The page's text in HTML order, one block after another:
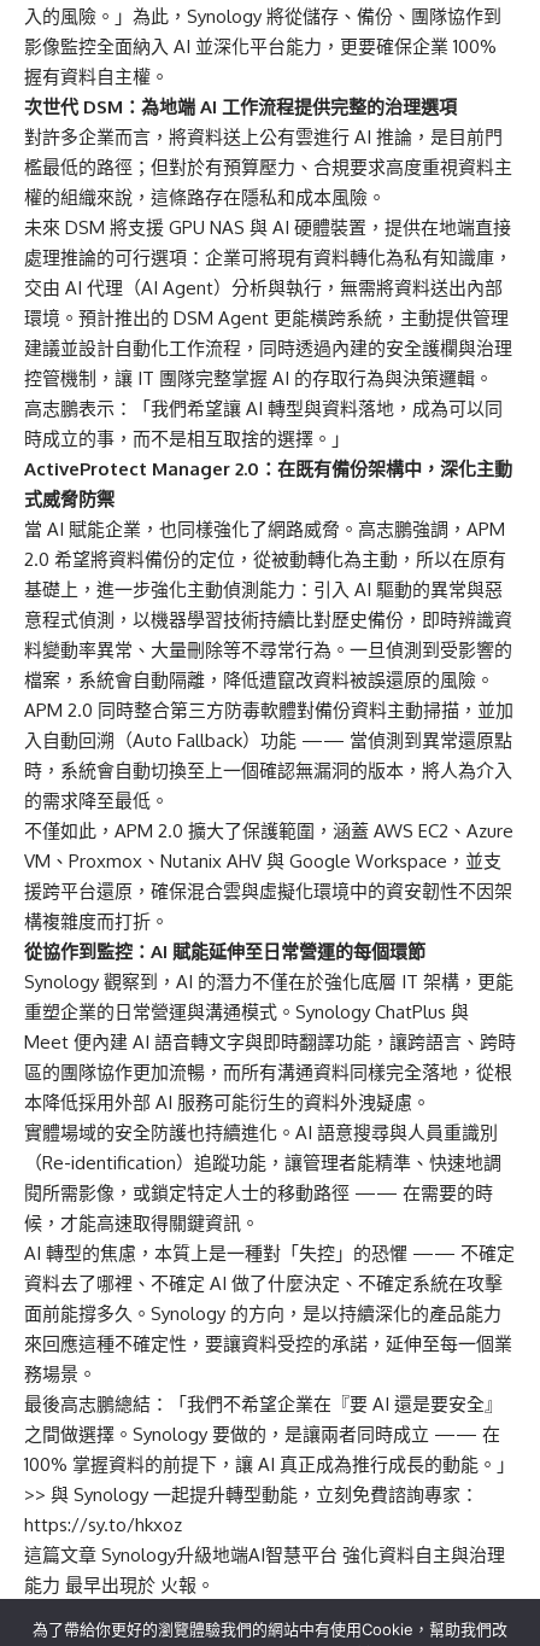
入的風險。」為此，Synology 將從儲存、備份、團隊協作到
影像監控全面納入 AI 並深化平台能力，更要確保企業 100%
握有資料自主權。
次世代 DSM：為地端 AI 工作流程提供完整的治理選項
對許多企業而言，將資料送上公有雲進行 AI 推論，是目前門
檻最低的路徑；但對於有預算壓力、合規要求高度重視資料主
權的組織來說，這條路存在隱私和成本風險。
未來 DSM 將支援 GPU NAS 與 AI 硬體裝置，提供在地端直接
處理推論的可行選項：企業可將現有資料轉化為私有知識庫，
交由 AI 代理（AI Agent）分析與執行，無需將資料送出內部
環境。預計推出的 DSM Agent 更能橫跨系統，主動提供管理
建議並設計自動化工作流程，同時透過內建的安全護欄與治理
控管機制，讓 IT 團隊完整掌握 AI 的存取行為與決策邏輯。
高志鵬表示：「我們希望讓 AI 轉型與資料落地，成為可以同
時成立的事，而不是相互取捨的選擇。」
ActiveProtect Manager 2.0：在既有備份架構中，深化主動
式威脅防禦
當 AI 賦能企業，也同樣強化了網路威脅。高志鵬強調，APM
2.0 希望將資料備份的定位，從被動轉化為主動，所以在原有
基礎上，進一步強化主動偵測能力：引入 AI 驅動的異常與惡
意程式偵測，以機器學習技術持續比對歷史備份，即時辨識資
料變動率異常、大量刪除等不尋常行為。一旦偵測到受影響的
檔案，系統會自動隔離，降低遭竄改資料被誤還原的風險。
APM 2.0 同時整合第三方防毒軟體對備份資料主動掃描，並加
入自動回溯（Auto Fallback）功能 —— 當偵測到異常還原點
時，系統會自動切換至上一個確認無漏洞的版本，將人為介入
的需求降至最低。
不僅如此，APM 2.0 擴大了保護範圍，涵蓋 AWS EC2、Azure
VM、Proxmox、Nutanix AHV 與 Google Workspace，並支
援跨平台還原，確保混合雲與虛擬化環境中的資安韌性不因架
構複雜度而打折。
從協作到監控：AI 賦能延伸至日常營運的每個環節
Synology 觀察到，AI 的潛力不僅在於強化底層 IT 架構，更能
重塑企業的日常營運與溝通模式。Synology ChatPlus 與
Meet 便內建 AI 語音轉文字與即時翻譯功能，讓跨語言、跨時
區的團隊協作更加流暢，而所有溝通資料同樣完全落地，從根
本降低採用外部 AI 服務可能衍生的資料外洩疑慮。
實體場域的安全防護也持續進化。AI 語意搜尋與人員重識別
（Re-identification）追蹤功能，讓管理者能精準、快速地調
閱所需影像，或鎖定特定人士的移動路徑 —— 在需要的時
候，才能高速取得關鍵資訊。
AI 轉型的焦慮，本質上是一種對「失控」的恐懼 —— 不確定
資料去了哪裡、不確定 AI 做了什麼決定、不確定系統在攻擊
面前能撐多久。Synology 的方向，是以持續深化的產品能力
來回應這種不確定性，要讓資料受控的承諾，延伸至每一個業
務場景。
最後高志鵬總結：「我們不希望企業在『要 AI 還是要安全』
之間做選擇。Synology 要做的，是讓兩者同時成立 —— 在
100% 掌握資料的前提下，讓 AI 真正成為推行成長的動能。」
>> 與 Synology 一起提升轉型動能，立刻免費諮詢專家：
https://sy.to/hkxoz
這篇文章 Synology升級地端AI智慧平台 強化資料自主與治理
能力 最早出現於 火報 。
為了帶給你更好的瀏覽體驗我們的網站中有使用Cookie，幫助我們改